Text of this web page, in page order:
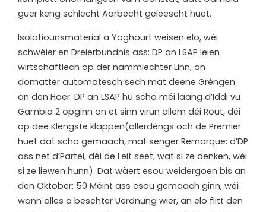
guer keng schlecht Aarbecht geleescht huet.
Isolatiounsmaterial a Yoghourt weisen elo, wéi
schwéier en Dreierbündnis ass: DP an LSAP leien
wirtschaftlech op der nämmlechter Linn, an
domatter automatesch sech mat deene Gréngen
an den Hoer. DP an LSAP hu scho méi laang d’Iddi vu
Gambia 2 opginn an et sinn virun allem déi Rout, déi
op dee Klengste klappen(allerdéngs och de Premier
huet dat scho gemaach, mat senger Remarque: d’DP
ass net d’Partei, déi de Leit seet, wat si ze denken, wéi
si ze liewen hunn). Dat wäert esou weidergoen bis an
den Oktober: 50 Méint ass esou gemaach ginn, wéi
wann alles a beschter Uerdnung wier, an elo flitt den